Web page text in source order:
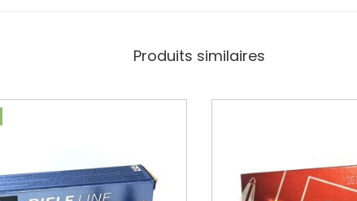
Produits similaires